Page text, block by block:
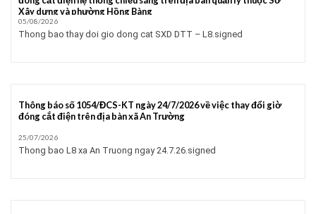
Xây dựng và phường Hồng Bàng
05/08/2026
Thong bao thay doi gio dong cat SXD DTT – L8.signed
Thông báo số 1054/ĐCS-KT ngày 24/7/2026 về việc thay đổi giờ
đóng cắt điện trên địa bàn xã An Trường
25/07/2026
Thong bao L8 xa An Truong ngay 24.7.26.signed